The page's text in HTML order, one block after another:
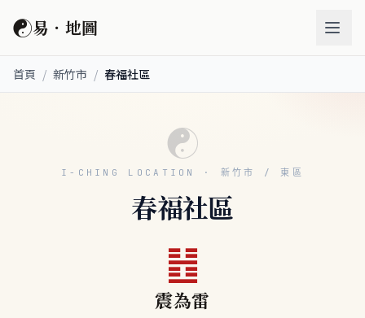
☯易．地圖
首頁 / 新竹市 / 春福社區
☯
I-CHING LOCATION · 新竹市 / 東區
春福社區
䷲
震為雷